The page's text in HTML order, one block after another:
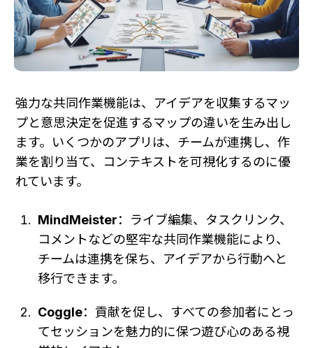
強力な共同作業機能は、アイデアを収集するマッ
プと意思決定を促進するマップの違いを生み出し
ます。いくつかのアプリは、チームが連携し、作
業を割り当て、コンテキストを可視化するのに優
れています。
MindMeister：ライブ編集、タスクリンク、
コメントなどの堅牢な共同作業機能により、
チームは連携を保ち、アイデアから行動へと
移行できます。
Coggle：貢献を促し、すべての参加者にとっ
てセッションを魅力的に保つ遊び心のある視